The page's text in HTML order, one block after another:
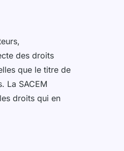
des droits
que le titre de
La SACEM
droits qui en